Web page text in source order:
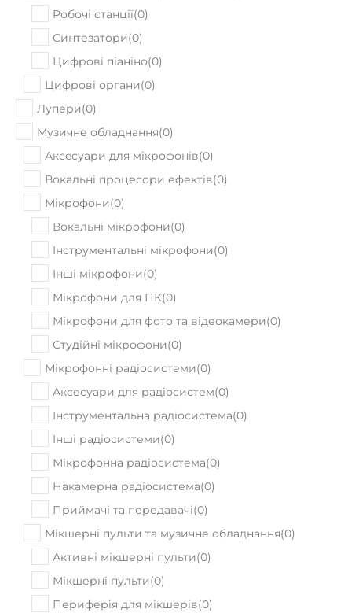
Робочі станції(0)
Синтезатори(0)
Цифрові піаніно(0)
Цифрові органи(0)
Лупери(0)
Музичне обладнання(0)
Аксeсуари для мікрофонів(0)
Вокальні процесори ефектів(0)
Мікрофони(0)
Вокальні мікрофони(0)
Інструментальні мікрофони(0)
Інші мікрофони(0)
Мікрофони для ПК(0)
Мікрофони для фото та відеокамери(0)
Студійні мікрофони(0)
Мікрофонні радіосистеми(0)
Аксесуари для радіосистем(0)
Інструментальна радіосистема(0)
Інші радіосистеми(0)
Мікрофонна радіосистема(0)
Накамерна радіосистема(0)
Приймачі та передавачі(0)
Мікшерні пульти та музичне обладнання(0)
Активні мікшерні пульти(0)
Мікшерні пульти(0)
Периферія для мікшерів(0)